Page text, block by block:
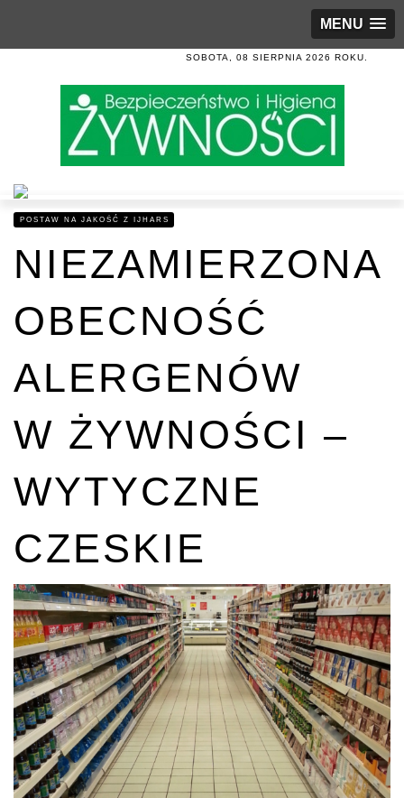
MENU
SOBOTA, 08 SIERPNIA 2026 ROKU.
POSTAW NA JAKOŚĆ Z IJHARS
NIEZAMIERZONA
OBECNOŚĆ
ALERGENÓW
W ŻYWNOŚCI –
WYTYCZNE
CZESKIE